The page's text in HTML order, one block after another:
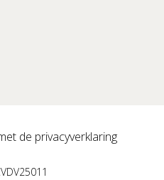
de privacyverklaring